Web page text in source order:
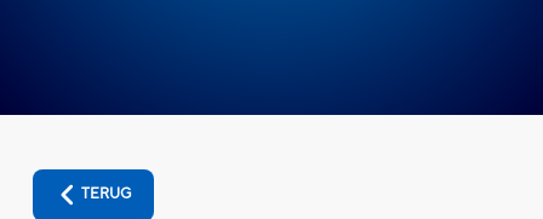
TERUG